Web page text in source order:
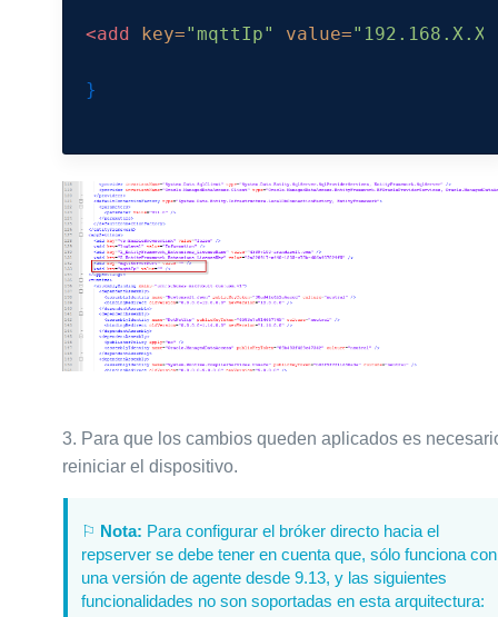
<add key="mqttIp" value=
}
3. Para que los cambios queden aplicados es
reiniciar el dispositivo.
⚐ Nota: Para configurar el bróker directo hacia el
repserver se debe tener en cuenta que, sólo funciona con
una versión de agente desde 9.13, y las siguientes
funcionalidades no son soportadas en esta arquitectura: